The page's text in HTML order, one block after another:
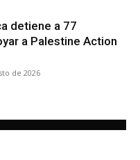
detiene a 77
a Palestine Action
de 2026